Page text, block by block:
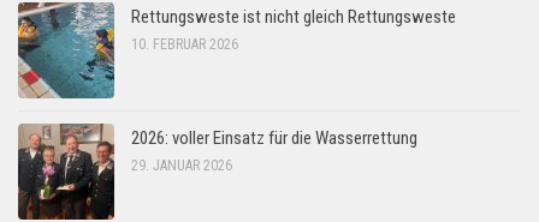
Rettungsweste ist nicht gleich Rettungsweste
10. FEBRUAR 2026
2026: voller Einsatz für die Wasserrettung
29. JANUAR 2026